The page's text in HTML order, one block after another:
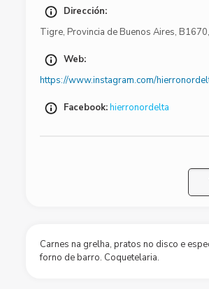
Dirección:
Tigre, Provincia de Buenos Aires, B1670,
Web:
https://www.instagram.com/
Facebook:hierronordelta
Carnes na grelha, pratos no disco e
forno de barro. Coquetelaria.